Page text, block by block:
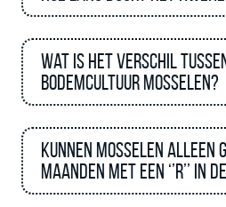
Wat is het verschil
bodemcultuur mosselen?
Kunnen mosselen alleen
maanden met een ‘’R’’ in